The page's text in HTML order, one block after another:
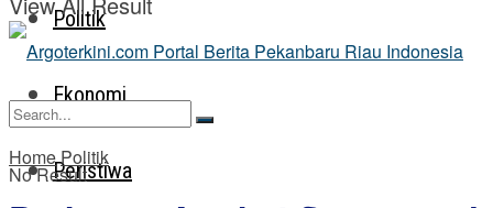
Politik
Ekonomi
Peristiwa
No Result
HomePolitik